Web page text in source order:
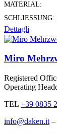
MATERIAL:
SCHLIESSUNG:
Dettagli
Miro
Registered
Operating
TEL +39 0835
info@daken.it –